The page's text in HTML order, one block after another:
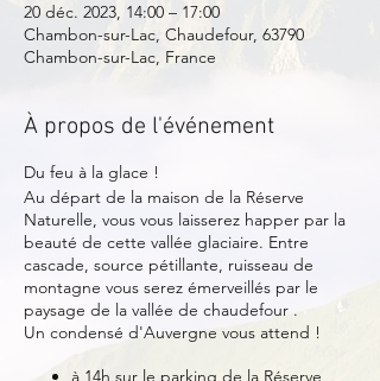
20 déc. 2023, 14:00 – 17:00
Chambon-sur-Lac, Chaudefour, 63790
Chambon-sur-Lac, France
À propos de l'événement
Du feu à la glace !
Au départ de la maison de la Réserve
Naturelle, vous vous laisserez happer par la
beauté de cette vallée glaciaire. Entre
cascade, source pétillante, ruisseau de
montagne vous serez émerveillés par le
paysage de la vallée de chaudefour .
Un condensé d'Auvergne vous attend !
à 14h sur le parking de la Réserve